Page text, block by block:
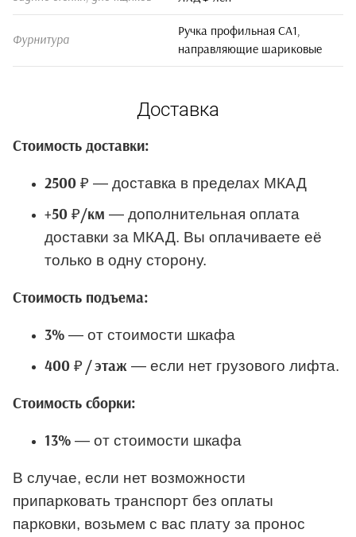
Фурнитура
Ручка профильная СА1,
направляющие шариковые
Доставка
Стоимость доставки:
2500 ₽ — доставка в пределах МКАД
+50 ₽/км — дополнительная оплата
доставки за МКАД. Вы оплачиваете её
только в одну сторону.
Стоимость подъема:
3% — от стоимости шкафа
400 ₽ / этаж — если нет грузового лифта.
Стоимость сборки:
13% — от стоимости шкафа
В случае, если нет возможности
припарковать транспорт без оплаты
парковки, возьмем с вас плату за пронос